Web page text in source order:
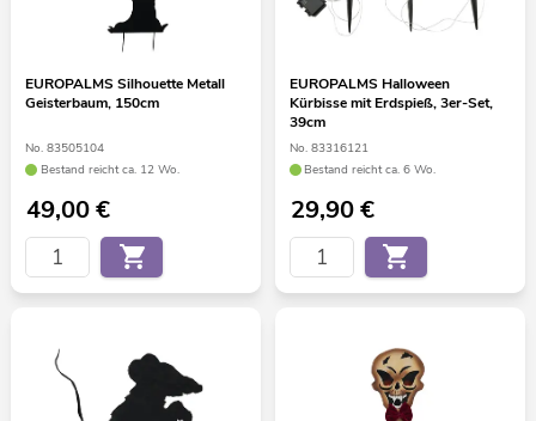
EUROPALMS Silhouette Metall
Geisterbaum, 150cm
No. 83505104
Bestand reicht ca. 12 Wo.
49,00€
EUROPALMS Halloween
Kürbisse mit Erdspieß, 3er-Set,
39cm
No. 83316121
Bestand reicht ca. 6 Wo.
29,90€